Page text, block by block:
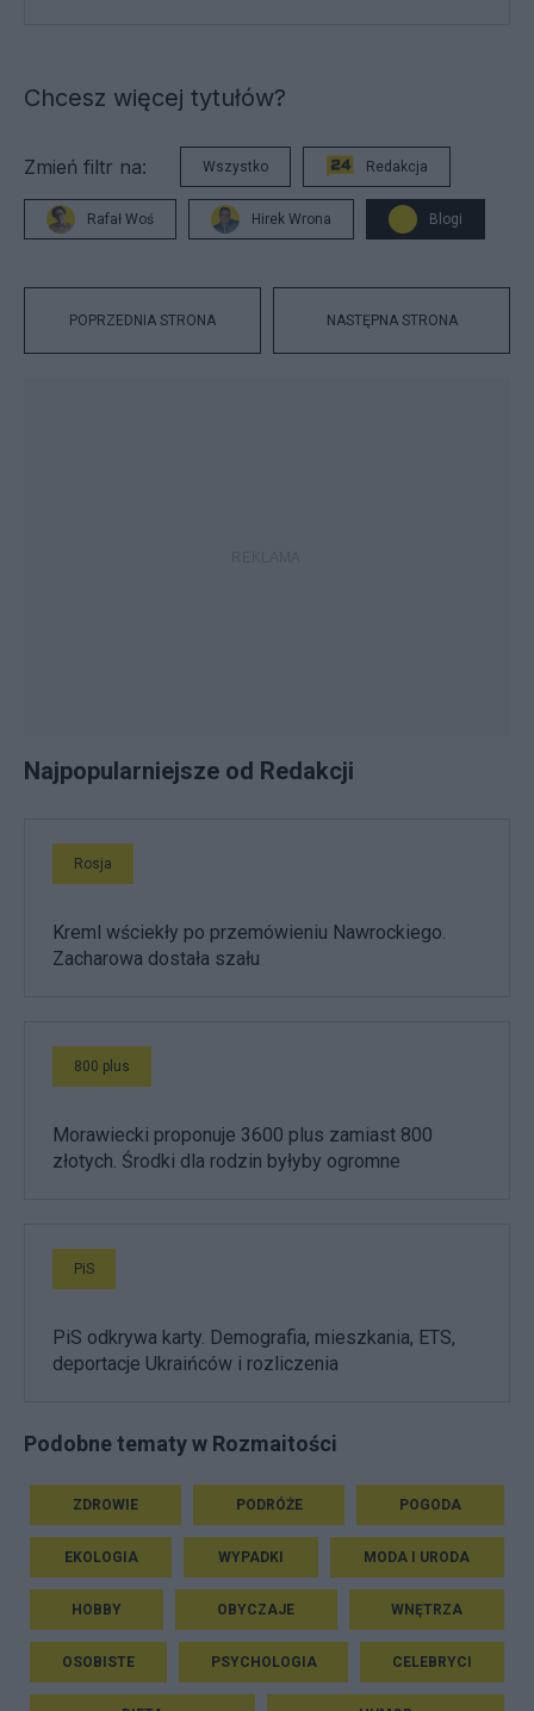
Chcesz więcej tytułów?
Zmień filtr na: Wszystko Redakcja
Rafał Woś Hirek Wrona Blogi
POPRZEDNIA STRONA NASTĘPNA STRONA
Najpopularniejsze od Redakcji
Rosja
Kreml wściekły po przemówieniu Nawrockiego.
Zacharowa dostała szału
800 plus
Morawiecki proponuje 3600 plus zamiast 800
złotych. Środki dla rodzin byłyby ogromne
PiS
PiS odkrywa karty. Demografia, mieszkania, ETS,
deportacje Ukraińców i rozliczenia
Podobne tematy w Rozmaitości
ZDROWIE PODRÓŻE POGODA
EKOLOGIA WYPADKI MODA I URODA
HOBBY OBYCZAJE WNĘTRZA
OSOBISTE PSYCHOLOGIA CELEBRYCI